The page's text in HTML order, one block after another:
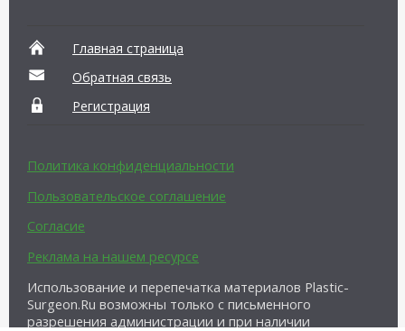
Главная страница
Обратная связь
Регистрация
Политика конфиденциальности
Пользовательское соглашение
Согласие
Реклама на нашем ресурсе
Использование и перепечатка материалов Plastic-
Surgeon.Ru возможны только с письменного
разрешения администрации и при наличии